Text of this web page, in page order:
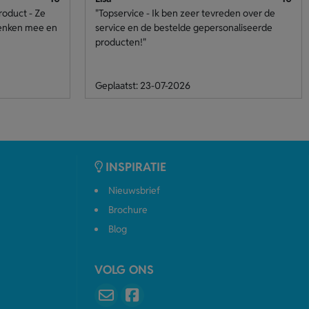
- Ze
mee en
"Topservice - Ik ben zeer tevreden over de
service en de bestelde gepersonaliseerde
producten!"
Geplaatst: 23-07-2026
INSPIRATIE
Nieuwsbrief
Brochure
Blog
VOLG ONS